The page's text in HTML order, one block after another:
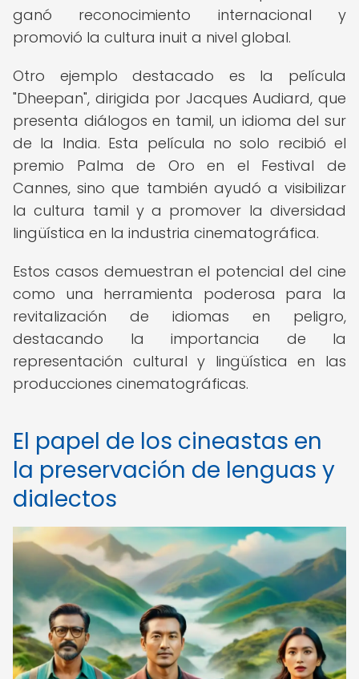
ganó reconocimiento internacional y
promovió la cultura inuit a nivel global.
Otro ejemplo destacado es la película
"Dheepan", dirigida por Jacques Audiard, que
presenta diálogos en tamil, un idioma del sur
de la India. Esta película no solo recibió el
premio Palma de Oro en el Festival de
Cannes, sino que también ayudó a visibilizar
la cultura tamil y a promover la diversidad
lingüística en la industria cinematográfica.
Estos casos demuestran el potencial del cine
como una herramienta poderosa para la
revitalización de idiomas en peligro,
destacando la importancia de la
representación cultural y lingüística en las
producciones cinematográficas.
El papel de los cineastas en
la preservación de lenguas y
dialectos